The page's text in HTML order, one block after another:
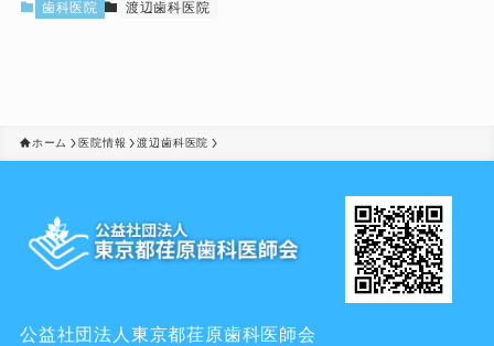
歯科医院 渡辺歯科医院
ホーム 医院情報 渡辺歯科医院
公益社団法人東京都荏原歯科医師会